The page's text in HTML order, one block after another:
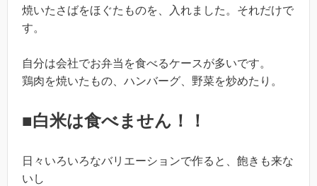
焼いたさばをほぐたものを、入れました。それだけで
す。
自分は会社でお弁当を食べるケースが多いです。
鶏肉を焼いたもの、ハンバーグ、野菜を炒めたり。
■白米は食べません！！
日々いろいろなバリエーションで作ると、飽きも来な
いし